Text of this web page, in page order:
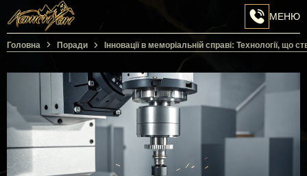
Перейти на головну сторінку МЕНЮ
Головна Поради Інновації в меморіальній справі: Технології,